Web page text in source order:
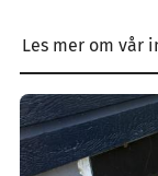
Les mer om vår
Image